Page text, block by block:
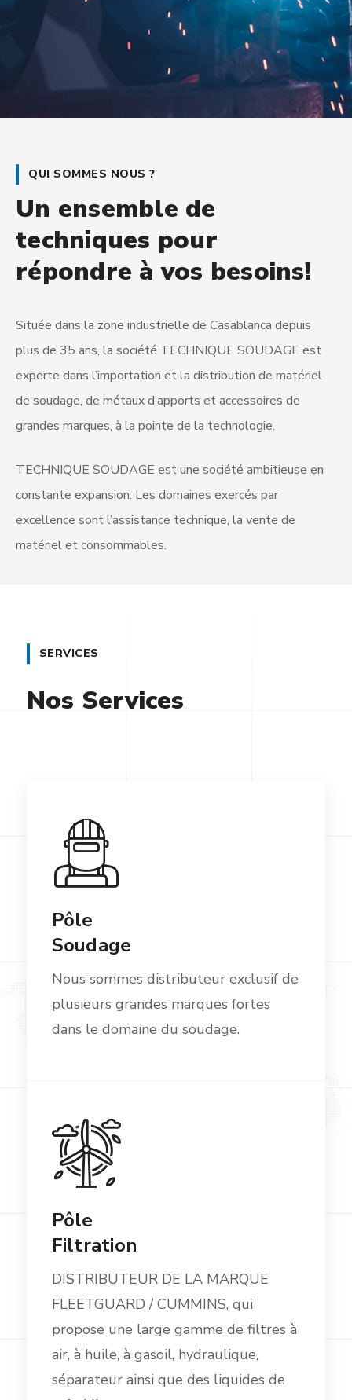
QUI SOMMES NOUS ?
Un ensemble de
techniques pour
répondre à vos besoins!
Située dans la zone industrielle de Casablanca depuis
plus de 35 ans, la société TECHNIQUE SOUDAGE est
experte dans l’importation et la distribution de matériel
de soudage, de métaux d’apports et accessoires de
grandes marques, à la pointe de la technologie.
TECHNIQUE SOUDAGE est une société ambitieuse en
constante expansion. Les domaines exercés par
excellence sont l’assistance technique, la vente de
matériel et consommables.
SERVICES
Nos Services
Pôle
Soudage
Nous sommes distributeur exclusif de
plusieurs grandes marques fortes
dans le domaine du soudage.
Pôle
Filtration
DISTRIBUTEUR DE LA MARQUE
FLEETGUARD / CUMMINS, qui
propose une large gamme de filtres à
air, à huile, à gasoil, hydraulique,
séparateur ainsi que des liquides de